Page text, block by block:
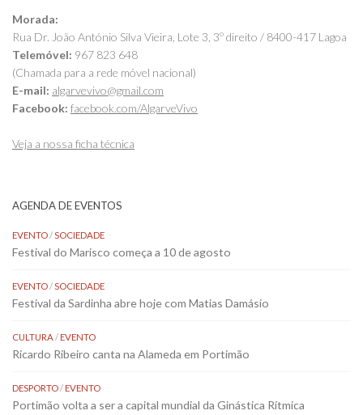
Morada:
Rua Dr. João António Silva Vieira, Lote 3, 3º direito / 8400-417 Lagoa
Telemóvel: 967 823 648
(Chamada para a rede móvel nacional)
E-mail: algarvevivo@gmail.com
Facebook: facebook.com/AlgarveVivo
Veja a nossa ficha técnica
AGENDA DE EVENTOS
EVENTO/SOCIEDADE
Festival do Marisco começa a 10 de agosto
EVENTO/SOCIEDADE
Festival da Sardinha abre hoje com Matias Damásio
CULTURA/EVENTO
Ricardo Ribeiro canta na Alameda em Portimão
DESPORTO/EVENTO
Portimão volta a ser a capital mundial da Ginástica Rítmica